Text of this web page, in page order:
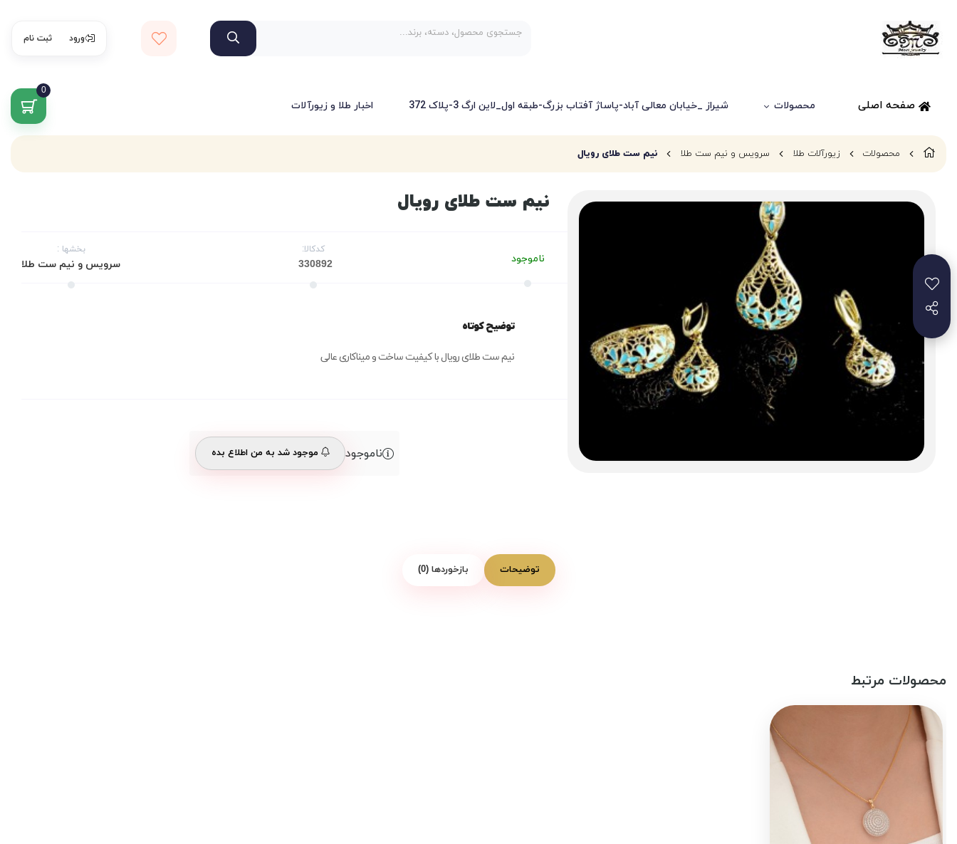
ورود ثبت نام
صفحه اصلی محصولات شیراز _خیابان معالی آباد-پاساژ آفتاب بزرگ-طبقه اول_لاین ارگ 3-پلاک 372 اخبار طلا و زیورآلات
0
محصولات زیورآلات طلا سرویس و نیم ست طلا نیم ست طلای رویال
نیم ست طلای رویال
ناموجود
کدکالا: بخشها :
سرویس و نیم ست طلا
توضیح کوتاه
نیم ست طلای رویال با کیفیت ساخت و میناکاری عالی
ناموجود موجود شد به من اطلاع بده
توضیحات بازخوردها (0)
محصولات مرتبط